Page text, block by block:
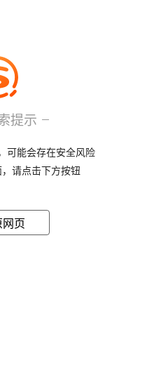
提示
可能会存在安全风险
请点击下方按钮
页